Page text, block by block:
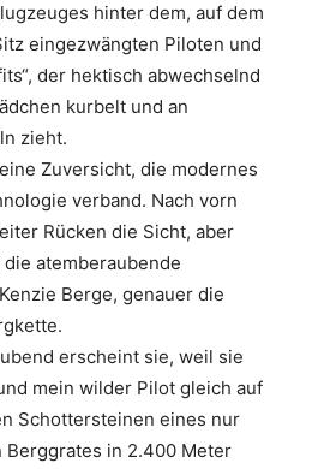
hinter dem, auf dem
eingezwängten Piloten und
der hektisch abwechselnd
kurbelt und an
zieht.
Zuversicht, die modernes
verband. Nach vorn
Rücken die Sicht, aber
atemberaubende
Berge, genauer die
erscheint sie, weil sie
mein wilder Pilot gleich auf
Schottersteinen eines nur
in 2.400 Meter